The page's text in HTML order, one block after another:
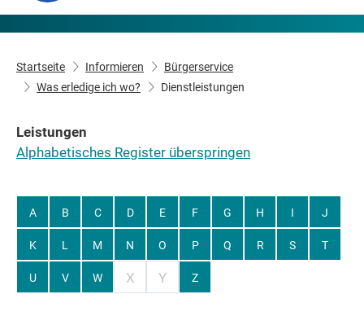
Startseite Informieren
Bürgerservice
Was erledige ich wo?
Dienstleistungen
Leistungen
Alphabetisches Register überspringen
A B C D E F G H I J
K L M N O P Q R S T
U V W X Y Z